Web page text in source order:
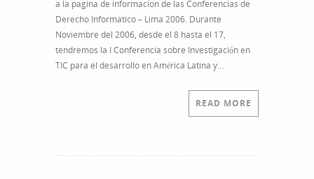
Informático
en
L.A.C.
a la pagina de informacion de las Conferencias de
Derecho Informatico – Lima 2006. Durante
Noviembre del 2006, desde el 8 hasta el 17,
tendremos la I Conferencia sobre Investigación en
TIC para el desarrollo en América Latina y…
READ MORE